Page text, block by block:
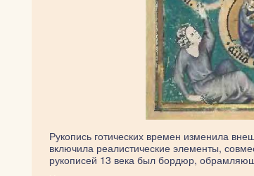
Рукопись готических времен изменила
включила реалистические элементы,
рукописей 13 века был бордюр,